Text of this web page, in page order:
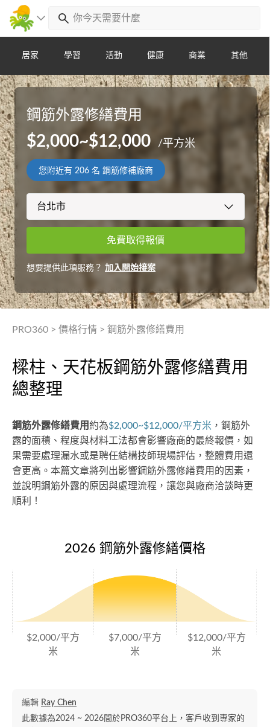
居家 學習 活動 健康 商業 其他
鋼筋外露修繕費用
$2,000~$12,000 /平方米
您附近有206 名 鋼筋修補廠商
免費取得報價
想要提供此項服務？加入開始接案
PRO360 > 價格行情 > 鋼筋外露修繕費用
樑柱、天花板鋼筋外露修繕費用
總整理
鋼筋外露修繕費用約為$2,000~$12,000/平方米 ，鋼筋外
露的面積、程度與材料工法都會影響廠商的最終報價，如
果需要處理漏水或是聘任結構技師現場評估，整體費用還
會更高。本篇文章將列出影響鋼筋外露修繕費用的因素，
並說明鋼筋外露的原因與處理流程，讓您與廠商洽談時更
順利！
2026 鋼筋外露修繕價格
$2,000/平方
米
$7,000/平方
米
$12,000/平方
米
編輯 Ray Chen
此數據為2024 ~ 2026間於PRO360平台上，客戶收到專家的